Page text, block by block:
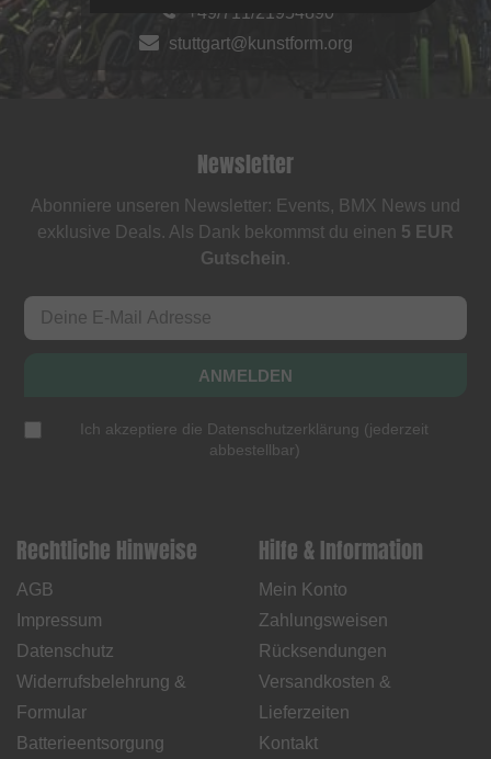
+49/711/21954890
stuttgart@kunstform.org
Newsletter
Abonniere unseren Newsletter: Events, BMX News und
exklusive Deals. Als Dank bekommst du einen 5 EUR
Gutschein.
ANMELDEN
Ich akzeptiere die Datenschutzerklärung (jederzeit
abbestellbar)
Rechtliche Hinweise
AGB
Impressum
Datenschutz
Widerrufsbelehrung &
Formular
Batterieentsorgung
Hilfe & Information
Mein Konto
Zahlungsweisen
Rücksendungen
Versandkosten &
Lieferzeiten
Kontakt